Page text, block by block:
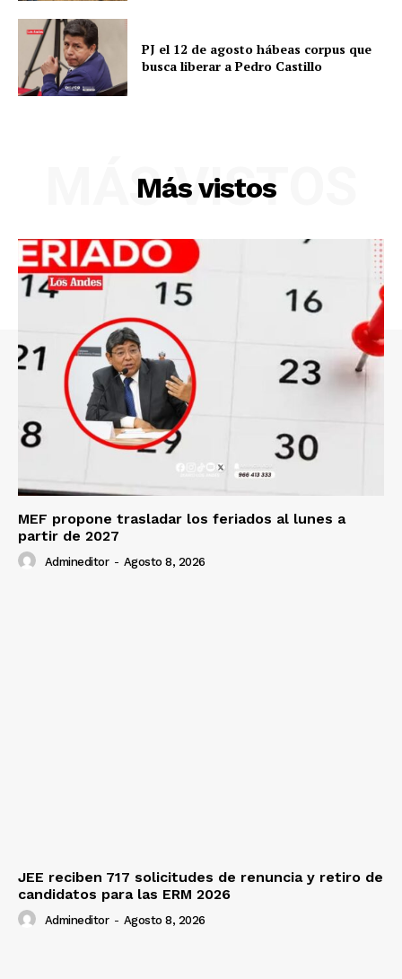
SUSCRIBETE
Diario los Andes
Nosotros
PJ el 12 de agosto hábeas corpus que
busca liberar a Pedro Castillo
Más vistos
MÁS VISTOS
MEF propone trasladar los feriados al lunes a
partir de 2027
Admineditor - Agosto 8, 2026
JEE reciben 717 solicitudes de renuncia y retiro de
candidatos para las ERM 2026
Admineditor - Agosto 8, 2026